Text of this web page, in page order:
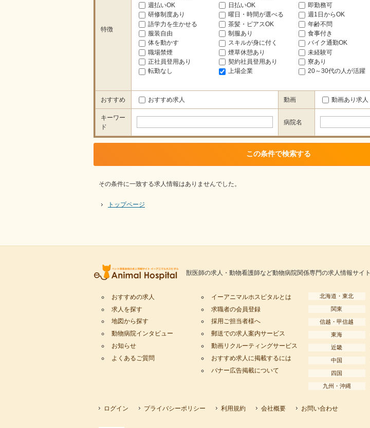
特徴
週払いOK
日払いOK 即勤務可
研修制度あり
曜日・時間が選べる 週1日からOK
語学力を生かせる
茶髪・ピアスOK 年齢不問
服装自由
制服あり 食事付き
体を動かす
スキルが身に付く バイク通勤OK
職場禁煙
煙草休憩あり 未経験可
正社員登用あり
契約社員登用あり 寮あり
転勤なし
上場企業
20～30代の人が活躍
おすすめ おすすめ求人 動画 動画あり求人
キーワー
ド
病院名
その条件に一致する求人情報はありませんでした。
トップページ
獣医師の求人・動物看護師など動物病院関係専門の求人情報サイト
おすすめの求人
求人を探す
地図から探す
動物病院インタビュー
お知らせ
よくあるご質問
イーアニマルホスピタルとは
求職者の会員登録
採用ご担当者様へ
郵送での求人案内サービス
動画リクルーティングサービス
おすすめ求人に掲載するには
バナー広告掲載について
北海道・東北
関東
信越・甲信越
東海
近畿
中国
四国
九州・沖縄
ログイン プライバシーポリシー 利用規約 会社概要 お問い合わせ